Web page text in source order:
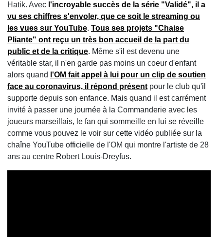
Hatik. Avec l'incroyable succès de la série "Validé", il a
vu ses chiffres s'envoler, que ce soit le streaming ou
les vues sur YouTube. Tous ses projets "Chaise
Pliante" ont reçu un très bon accueil de la part du
public et de la critique. Même s'il est devenu une
véritable star, il n'en garde pas moins un coeur d'enfant
alors quand l'OM fait appel à lui pour un clip de soutien
face au coronavirus, il répond présent pour le club qu'il
supporte depuis son enfance. Mais quand il est carrément
invité à passer une journée à la Commanderie avec les
joueurs marseillais, le fan qui sommeille en lui se réveille
comme vous pouvez le voir sur cette vidéo publiée sur la
chaîne YouTube officielle de l'OM qui montre l'artiste de 28
ans au centre Robert Louis-Dreyfus.